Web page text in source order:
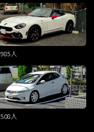
985人
508人